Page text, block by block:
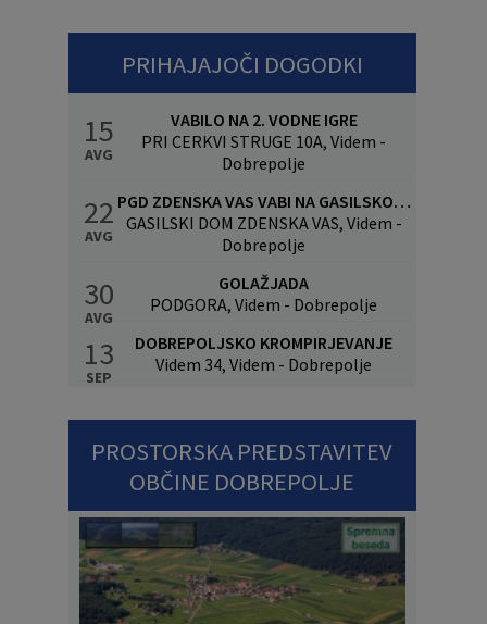
PRIHAJAJOČI DOGODKI
15
AVG
VABILO NA 2. VODNE IGRE
PRI CERKVI STRUGE 10A, Videm -
Dobrepolje
22
AVG
PGD ZDENSKA VAS VABI NA GASILSKO VESELICO S SKUPINO CALYPSO
GASILSKI DOM ZDENSKA VAS, Videm -
Dobrepolje
30
AVG
GOLAŽJADA
PODGORA, Videm - Dobrepolje
13
SEP
DOBREPOLJSKO KROMPIRJEVANJE
Videm 34, Videm - Dobrepolje
PROSTORSKA PREDSTAVITEV
OBČINE DOBREPOLJE